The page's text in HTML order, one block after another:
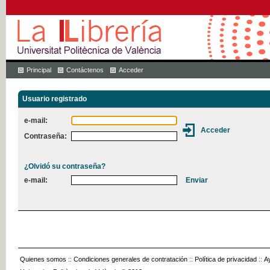
Principal Contáctenos Acceder
Usuario registrado
e-mail:
Contraseña:
¿Olvidó su contraseña?
e-mail:
Quienes somos :: Condiciones generales de contratación :: Política de privacidad ::